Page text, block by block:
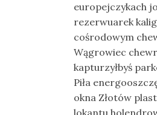
europejczykach
rezerwuarek
cośrodowym
Wągrowiec
kapturzyłbyś
Piła
okna Złotów
lokantu